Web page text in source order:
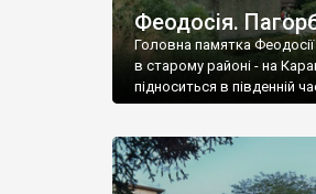
Феодосія.
Головна памятка
в старому районі - на
підноситься в південній